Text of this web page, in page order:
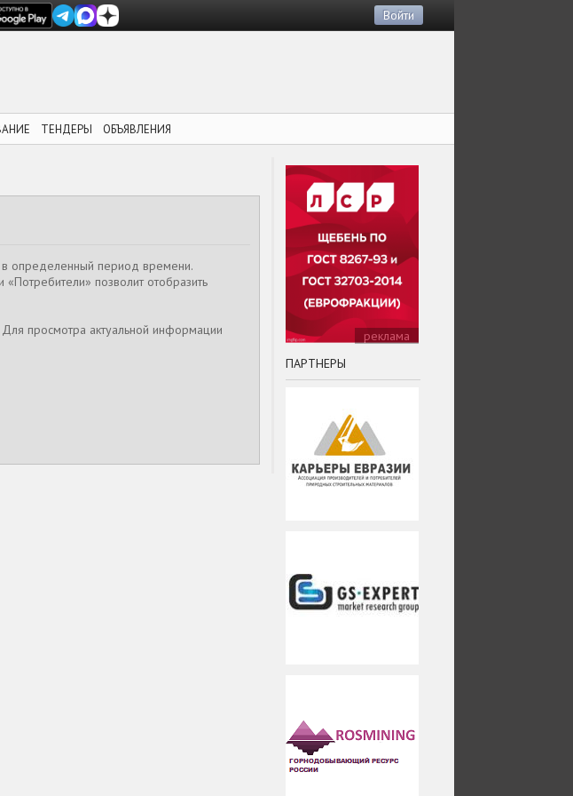
Войти
ТЕНДЕРЫ ОБЪЯВЛЕНИЯ
определенный период времени.
позволит отобразить
Для просмотра актуальной информации
реклама
ПАРТНЕРЫ